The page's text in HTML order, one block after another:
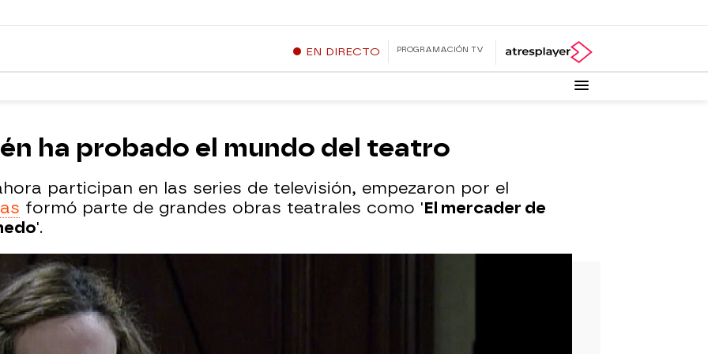
EN DIRECTO PROGRAMACIÓN TV
ha probado el mundo del teatro
participan en las series de televisión, empezaron por el
formó parte de grandes obras teatrales como 'El mercader de
'.